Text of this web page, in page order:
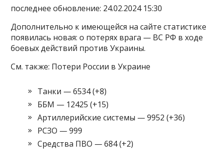
последнее обновление: 24.02.2024 15:30
Дополнительно к имеющейся на сайте статистике
появилась новая: о потерях врага — ВС РФ в ходе
боевых действий против Украины.
См. также: Потери России в Украине
Танки — 6534 (+8)
ББМ — 12425 (+15)
Артиллерийские системы — 9952 (+36)
РСЗО — 999
Средства ПВО — 684 (+2)